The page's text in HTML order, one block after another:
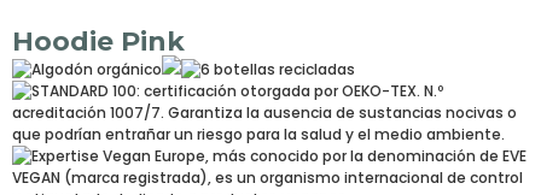
Hoodie Pink